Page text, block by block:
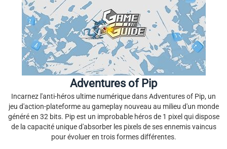
Adventures of Pip
Incarnez l'anti-héros ultime numérique dans Adventures of Pip, un
jeu d'action-plateforme au gameplay nouveau au milieu d'un monde
généré en 32 bits. Pip est un improbable héros de 1 pixel qui dispose
de la capacité unique d'absorber les pixels de ses ennemis vaincus
pour évoluer en trois formes différentes.